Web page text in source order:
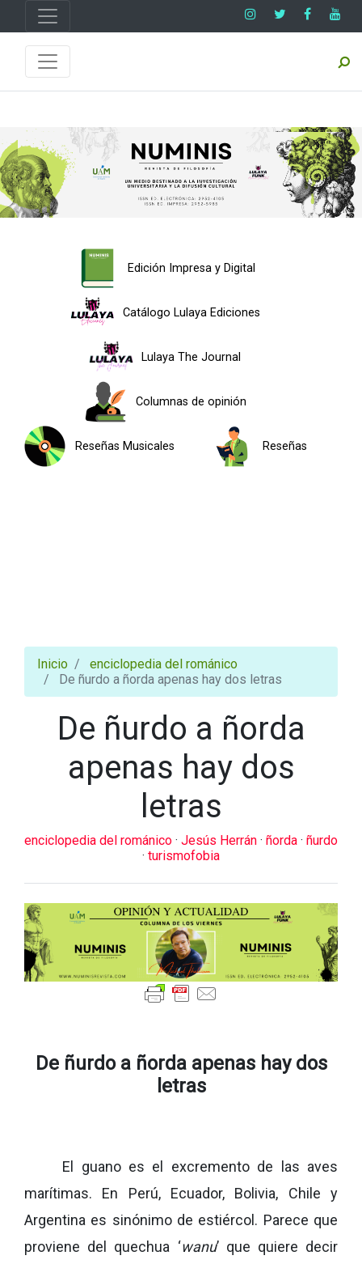
Edición Impresa y Digital
Catálogo Lulaya Ediciones
Lulaya The Journal
Columnas de opinión
Reseñas Musicales Reseñas
Inicio
enciclopedia del románico
De ñurdo a ñorda apenas hay dos letras
De ñurdo a ñorda
apenas hay dos
letras
enciclopedia del románico · Jesús Herrán · ñorda · ñurdo
· turismofobia
De ñurdo a ñorda apenas hay dos
letras
El guano es el excremento de las aves
marítimas. En Perú, Ecuador, Bolivia, Chile y
Argentina es sinónimo de estiércol. Parece que
proviene del quechua ‘wanu’ que quiere decir